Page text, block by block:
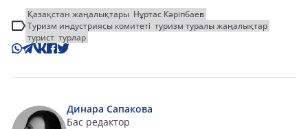
Қазақстан жаңалықтары Нұртас Кәріпбаев
Туризм индустриясы комитеті туризм туралы жаңалықтар
турист турлар
Динара Сапакова
Бас редактор